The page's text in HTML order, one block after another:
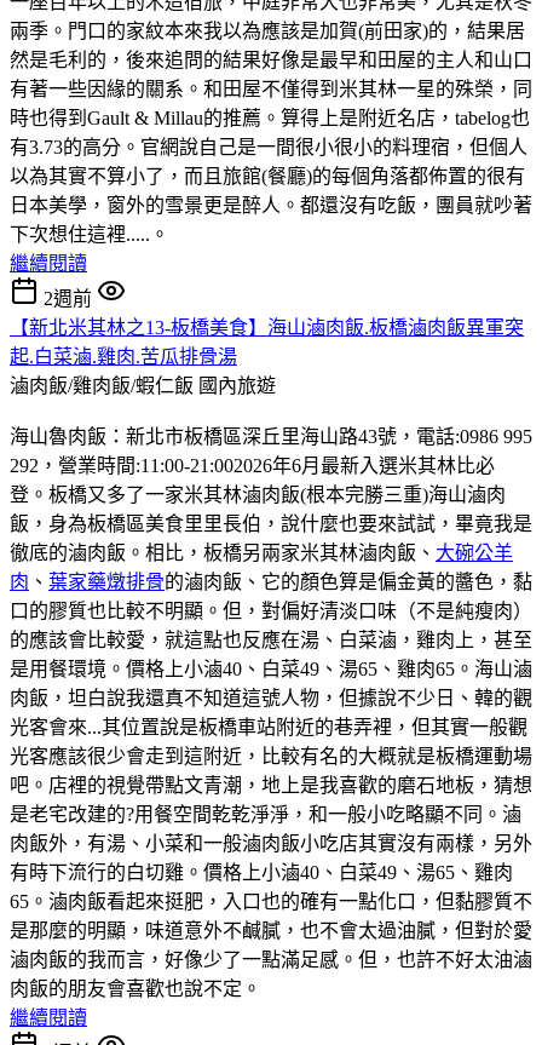
兩季。門口的家紋本來我以為應該是加賀(前田家)的，結果居
然是毛利的，後來追問的結果好像是最早和田屋的主人和山口
有著一些因緣的關系。和田屋不僅得到米其林一星的殊榮，同
時也得到Gault & Millau的推薦。算得上是附近名店，tabelog也
有3.73的高分。官網說自己是一間很小很小的料理宿，但個人
以為其實不算小了，而且旅館(餐廳)的每個角落都佈置的很有
日本美學，窗外的雪景更是醉人。都還沒有吃飯，團員就吵著
下次想住這裡.....。
繼續閱讀
2週前
【新北米其林之13-板橋美食】海山滷肉飯.板橋滷肉飯異軍突
起.白菜滷.雞肉.苦瓜排骨湯
滷肉飯/雞肉飯/蝦仁飯 國內旅遊
海山魯肉飯：新北市板橋區深丘里海山路43號，電話:0986 995
292，營業時間:11:00-21:002026年6月最新入選米其林比必
登。板橋又多了一家米其林滷肉飯(根本完勝三重)海山滷肉
飯，身為板橋區美食里里長伯，說什麼也要來試試，畢竟我是
徹底的滷肉飯。相比，板橋另兩家米其林滷肉飯、 大碗公羊
肉 、 葉家藥燉排骨的滷肉飯、它的顏色算是偏金黃的醬色，黏
口的膠質也比較不明顯。但，對偏好清淡口味（不是純瘦肉）
的應該會比較愛，就這點也反應在湯、白菜滷，雞肉上，甚至
是用餐環境。價格上小滷40、白菜49、湯65、雞肉65。海山滷
肉飯，坦白說我還真不知道這號人物，但據說不少日、韓的觀
光客會來...其位置說是板橋車站附近的巷弄裡，但其實一般觀
光客應該很少會走到這附近，比較有名的大概就是板橋運動場
吧。店裡的視覺帶點文青潮，地上是我喜歡的磨石地板，猜想
是老宅改建的?用餐空間乾乾淨淨，和一般小吃略顯不同。滷
肉飯外，有湯、小菜和一般滷肉飯小吃店其實沒有兩樣，另外
有時下流行的白切雞。價格上小滷40、白菜49、湯65、雞肉
65。滷肉飯看起來挺肥，入口也的確有一點化口，但黏膠質不
是那麼的明顯，味道意外不鹹膩，也不會太過油膩，但對於愛
滷肉飯的我而言，好像少了一點滿足感。但，也許不好太油滷
肉飯的朋友會喜歡也說不定。
繼續閱讀